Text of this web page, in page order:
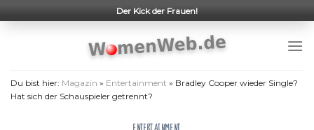
to
Der Kick der Frauen!
Du bist hier: Magazin » Entertainment » Bradley Cooper wieder Single?
Hat sich der Schauspieler getrennt?